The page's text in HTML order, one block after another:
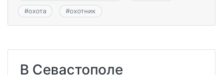
#охота #охотник
В Севастополе